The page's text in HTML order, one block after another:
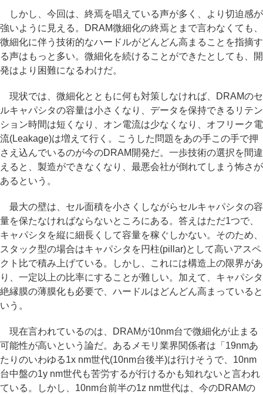
しかし、今回は、終焉を唱えている声が多く、より切迫感が
強いように見える。DRAM微細化の終焉とまで言わなくても、
微細化に伴う技術的なハードルがどんどん高まることを指摘す
る声はもっと多い。微細化を続けることができたとしても、開
発はより困難になるわけだ。
現状では、微細化とともに何も対策しなければ、DRAMのセ
ルキャパシタの容量は小さくなり、データを保持できるリテン
ション時間は短くなり、オン電流は少なくなり、オフリーク電
流(Leakage)は増えて行く。こうした問題をあの手この手で押
さえ込んでいるのが今のDRAM開発だ。一歩技術の選択を間違
えると、製造ができなくなり、最悪会社が倒れてしまう怖さが
あるという。
最大の壁は、セル面積を小さくしながらセルキャパシタの容
量を保たなければならないところにある。答えはただ1つで、
キャパシタを縦に細長くして容量を稼ぐしかない。そのため、
スタック型の場合はキャパシタを円柱(pillar)として高いアスペ
クト比で積み上げている。しかし、これには構造上の限界があ
り、一定以上の比率にすることが難しい。加えて、キャパシタ
絶縁膜の薄膜化も必要で、ハードルはどんどん高まっていると
いう。
現在言われているのは、DRAMが10nm台で微細化が止まる
可能性が高いという論だ。あるメモリ業界関係者は「19nmあ
たりのいわゆる1x nm世代(10nm台後半)は行けそうで、10nm
台中盤の1y nm世代も苦労するが行けるかも知れないと言われ
ている。しかし、10nm台前半の1z nm世代は、今のDRAMの